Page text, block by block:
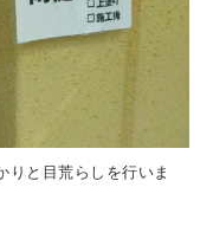
りと目荒らしを行いま